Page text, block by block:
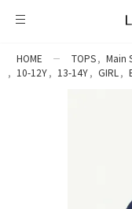
HOME TOPS Main
10-12Y
13-14Y GIRL